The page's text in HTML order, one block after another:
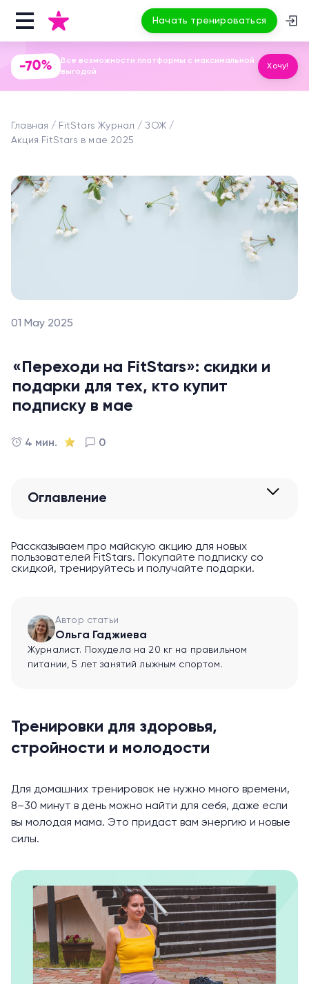
Начать тренироваться
-70%
Все возможности платформы с максимальной
выгодой
Хочу!
Главная FitStars Журнал
ЗОЖ
Акция FitStars в мае 2025
01 May 2025
«Переходи на FitStars»: скидки и
подарки для тех, кто купит
подписку в мае
4 мин. 0
Оглавление
Рассказываем про майскую акцию для новых
пользователей FitStars. Покупайте подписку со
скидкой, тренируйтесь и получайте подарки.
Автор статьи
Ольга Гаджиева
Журналист. Похудела на 20 кг на правильном
питании, 5 лет занятий лыжным спортом.
Тренировки для здоровья,
стройности и молодости
Для домашних тренировок не нужно много времени,
8–30 минут в день можно найти для себя, даже если
вы молодая мама. Это придаст вам энергию и новые
силы.